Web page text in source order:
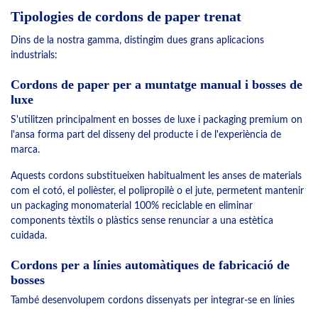
Tipologies de cordons de paper trenat
Dins de la nostra gamma, distingim dues grans aplicacions
industrials:
Cordons de paper per a muntatge manual i bosses de
luxe
S'utilitzen principalment en bosses de luxe i packaging premium on
l'ansa forma part del disseny del producte i de l'experiència de
marca.
Aquests cordons substitueixen habitualment les anses de materials
com el cotó, el polièster, el polipropilè o el jute, permetent mantenir
un packaging monomaterial 100% reciclable en eliminar
components tèxtils o plàstics sense renunciar a una estètica
cuidada.
Cordons per a línies automàtiques de fabricació de
bosses
També desenvolupem cordons dissenyats per integrar-se en línies